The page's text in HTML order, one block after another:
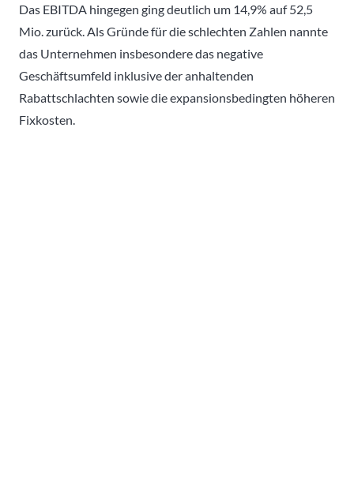
Das EBITDA hingegen ging deutlich um 14,9% auf 52,5
Mio. zurück. Als Gründe für die schlechten Zahlen nannte
das Unternehmen insbesondere das negative
Geschäftsumfeld inklusive der anhaltenden
Rabattschlachten sowie die expansionsbedingten höheren
Fixkosten.